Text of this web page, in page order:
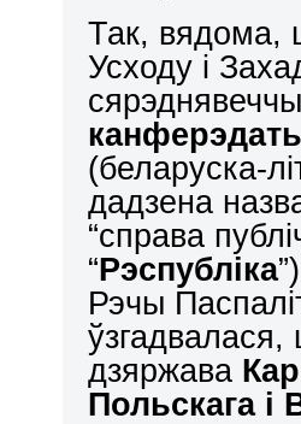
Так, вядома,
Усходу і
(беларуска-
дадзена
“справа
“Рэспубліка
Рэчы
дзяржава
Польскага і